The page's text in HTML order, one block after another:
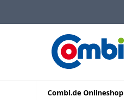
Zur Navigation springen
Zur Suche springen
Combi.de Onlineshop